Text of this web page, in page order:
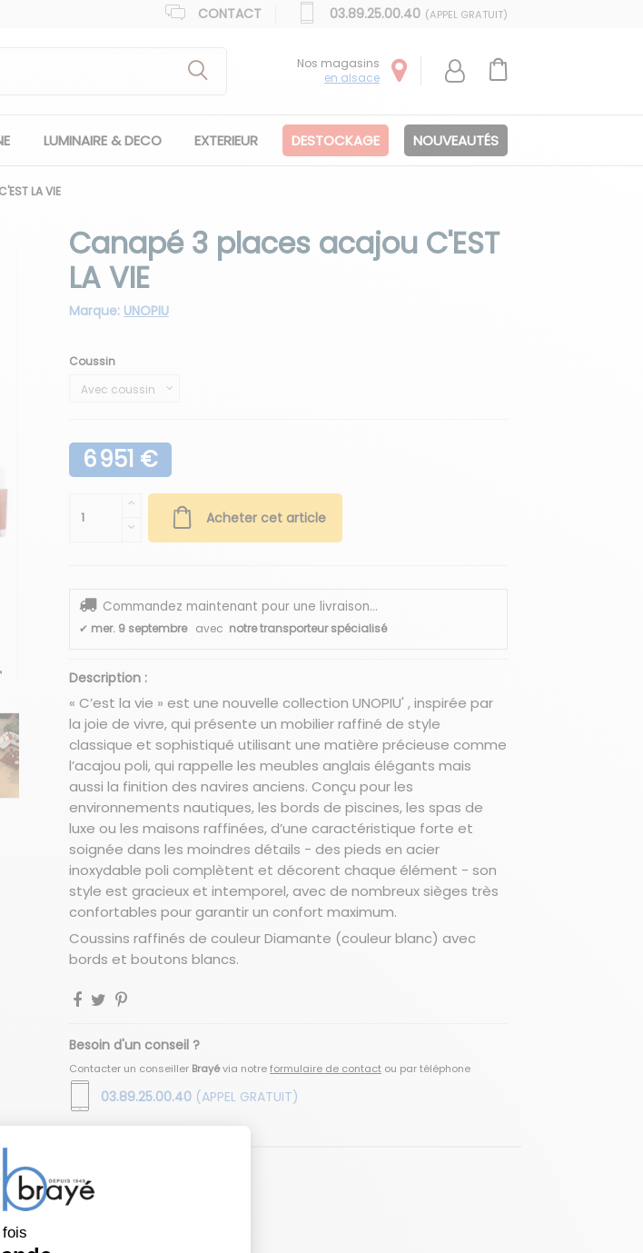
CONTACT 03.89.25.00.40 (APPEL GRATUIT)
Nos magasins
en alsace
LUMINAIRE & DECO EXTERIEUR DESTOCKAGE NOUVEAUTÉS
LA VIE
Canapé 3 places acajou C'EST
LA VIE
Marque: UNOPIU
Coussin
6 951 €
Acheter cet article
Commandez maintenant pour une livraison...
✔ mer. 9 septembre avec notre transporteur spécialisé
Description :
« C’est la vie » est une nouvelle collection UNOPIU' , inspirée par
la joie de vivre, qui présente un mobilier raffiné de style
classique et sophistiqué utilisant une matière précieuse comme
l’acajou poli, qui rappelle les meubles anglais élégants mais
aussi la finition des navires anciens. Conçu pour les
environnements nautiques, les bords de piscines, les spas de
luxe ou les maisons raffinées, d’une caractéristique forte et
soignée dans les moindres détails - des pieds en acier
inoxydable poli complètent et décorent chaque élément - son
style est gracieux et intemporel, avec de nombreux sièges très
confortables pour garantir un confort maximum.
Coussins raffinés de couleur Diamante (couleur blanc) avec
bords et boutons blancs.
Besoin d'un conseil ?
Contacter un conseiller Brayévia notreformulaire de contact ou par téléphone
03.89.25.00.40 (APPEL GRATUIT)
aussi